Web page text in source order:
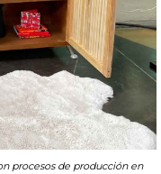
procesos de producción en